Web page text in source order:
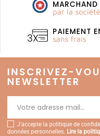
MARCHAND
par la
PAIEMENT
sans frais
INSCRIVEZ-
NEWSLETTER
J'accepte la politique de
données personnelles. Lire la